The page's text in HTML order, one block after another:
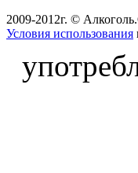
2009-2012г. ©
Условия использования